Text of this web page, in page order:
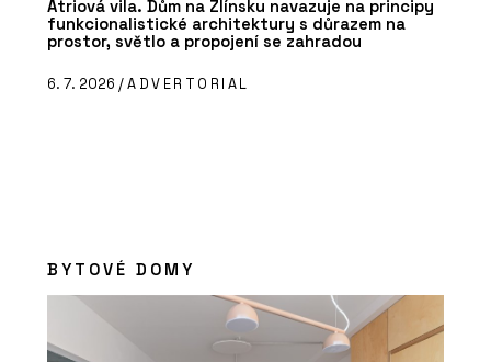
Atriová vila. Dům na Zlínsku navazuje na principy
funkcionalistické architektury s důrazem na
prostor, světlo a propojení se zahradou
6. 7. 2026 /ADVERTORIAL
BYTOVÉ DOMY